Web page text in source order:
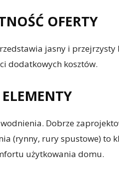
OFERTY
jasny i
dodatkowych kosztów.
Dobrze
(rynny, rury spustowe) to
użytkowania domu.